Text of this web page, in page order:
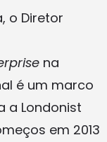
o Diretor
na
é um marco
a Londonist
em 2013